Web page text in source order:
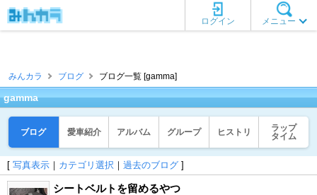
メニュー
ログイン
みんカラ ブログ ブログ一覧 [gamma]
gamma
ブログ 愛車紹介 アルバム グループ ヒストリ
ラップ
タイム
[ 写真表示 ｜ カテゴリ選択 ｜ 過去のブログ ]
シートベルトを留めるやつ